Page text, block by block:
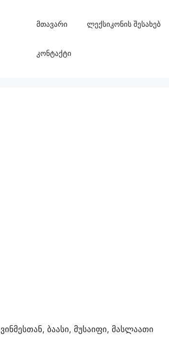
მთავარი ლექსიკონის შესახებ
კონტაქტი
ბაასი, მუსაიფი, მასლაათი